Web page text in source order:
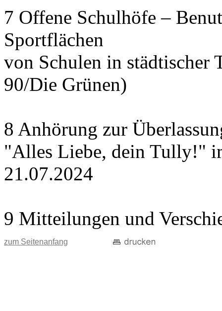
7 Offene Schulhöfe –
Sportflächen
von Schulen in städtischer
90/Die Grünen)
8 Anhörung zur
"Alles Liebe, dein Tully!"
21.07.2024
9 Mitteilungen und
zum Seitenanfang